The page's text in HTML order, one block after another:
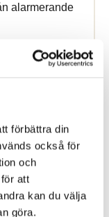
förbättra din
också för
och
att
kan du välja
göra.
alarmerande
på Vita
det föll